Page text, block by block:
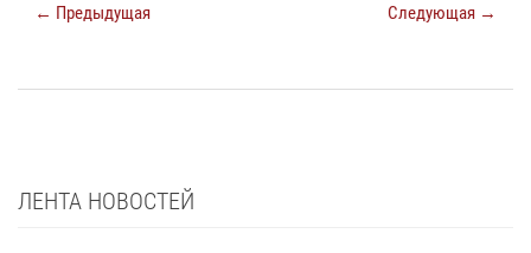
← Предыдущая Следующая →
ЛЕНТА НОВОСТЕЙ